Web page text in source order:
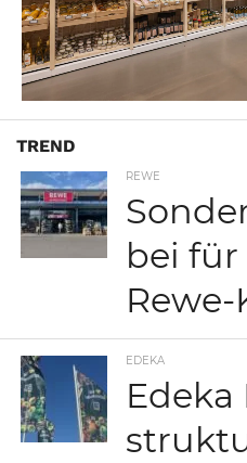
TREND
REWE
bei für
EDEKA
Edeka